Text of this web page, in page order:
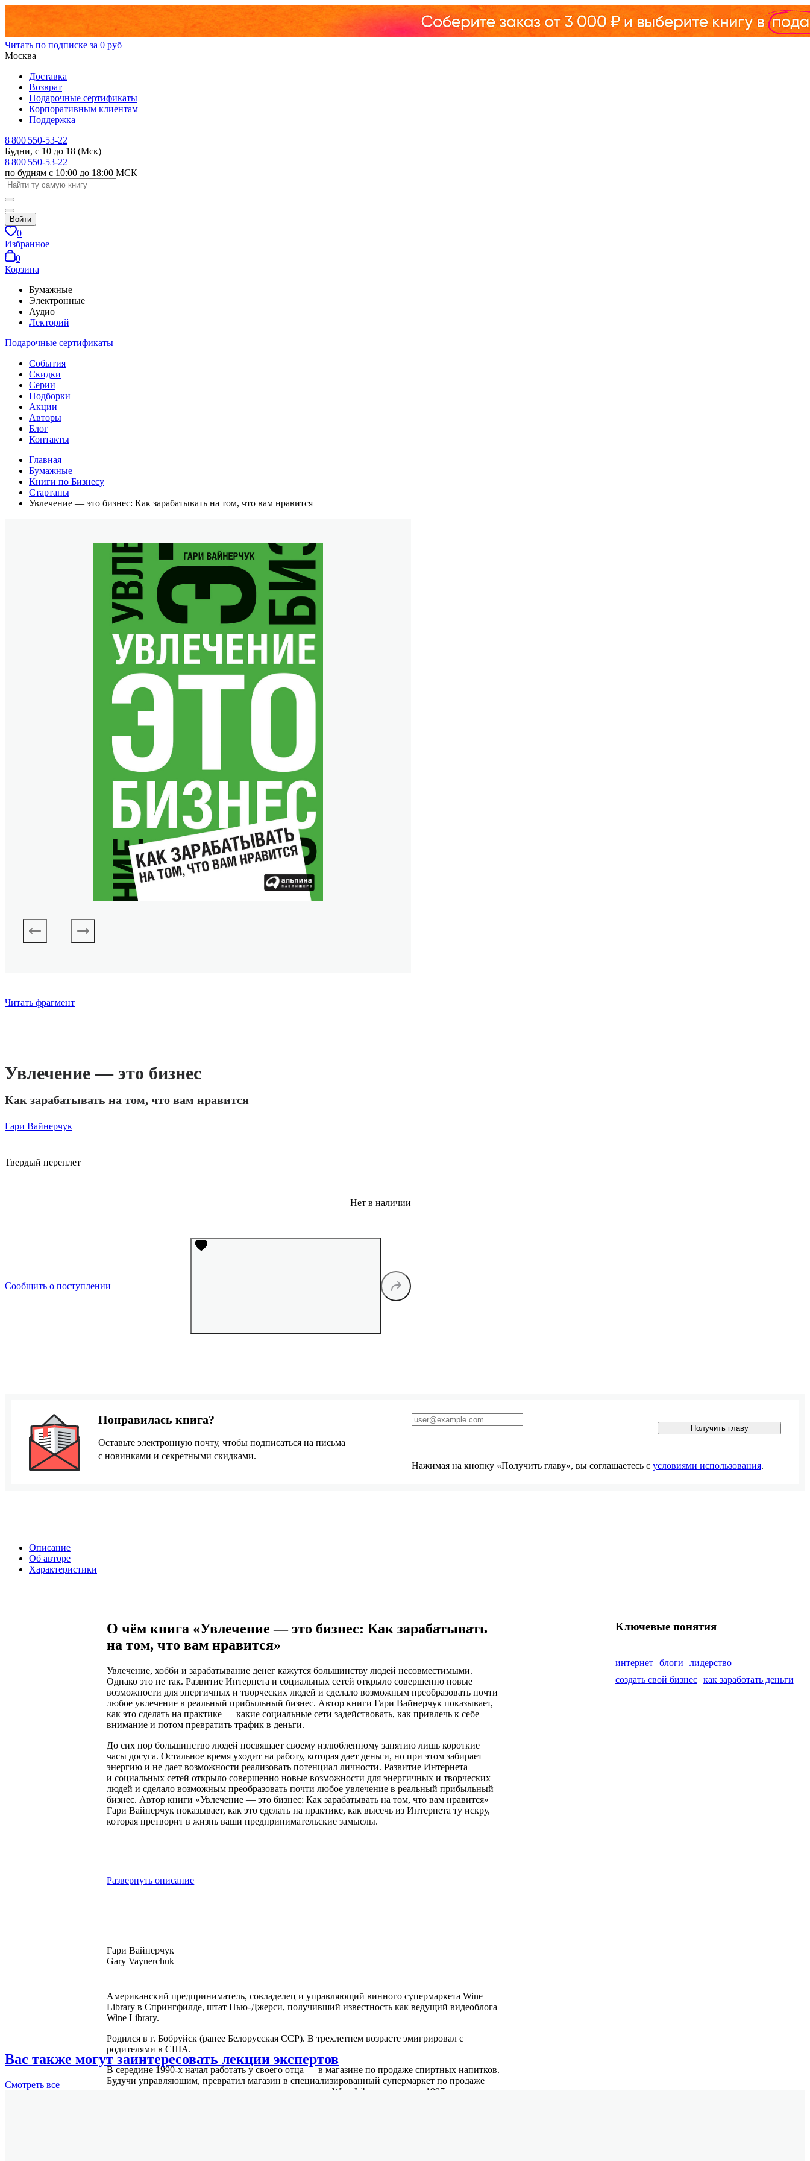
Читать по подписке за 0 руб
Москва
Доставка
Возврат
Подарочные сертификаты
Корпоративным клиентам
Поддержка
8 800 550-53-22
Будни, с 10 до 18 (Мск)
8 800 550-53-22
по будням с 10:00 до 18:00 МСК
Войти
0
Избранное
0
Корзина
Бумажные
Электронные
Аудио
Лекторий
Подарочные сертификаты
События
Скидки
Серии
Подборки
Акции
Авторы
Блог
Контакты
Главная
Бумажные
Книги по Бизнесу
Стартапы
Увлечение — это бизнес: Как зарабатывать на том, что вам нравится
Читать фрагмент
Увлечение — это бизнес
Как зарабатывать на том, что вам нравится
Гари Вайнерчук
Твердый переплет
Нет в наличии
Сообщить о поступлении
Описание
Об авторе
Характеристики
О чём книга «Увлечение — это бизнес: Как зарабатывать
на том, что вам нравится»
Увлечение, хобби и зарабатывание денег кажутся большинству людей несовместимыми.
Однако это не так. Развитие Интернета и социальных сетей открыло совершенно новые
возможности для энергичных и творческих людей и сделало возможным преобразовать почти
любое увлечение в реальный прибыльный бизнес. Автор книги Гари Вайнерчук показывает,
как это сделать на практике — какие социальные сети задействовать, как привлечь к себе
внимание и потом превратить трафик в деньги.
До сих пор большинство людей посвящает своему излюбленному занятию лишь короткие
часы досуга. Остальное время уходит на работу, которая дает деньги, но при этом забирает
энергию и не дает возможности реализовать потенциал личности. Развитие Интернета
и социальных сетей открыло совершенно новые возможности для энергичных и творческих
людей и сделало возможным преобразовать почти любое увлечение в реальный прибыльный
бизнес. Автор книги «Увлечение — это бизнес: Как зарабатывать на том, что вам нравится»
Гари Вайнерчук показывает, как это сделать на практике, как высечь из Интернета ту искру,
которая претворит в жизнь ваши предпринимательские замыслы.
Развернуть описание
Ключевые понятия
интернет блоги
лидерство
создать свой бизнес
как заработать деньги
Гари Вайнерчук
Gary Vaynerchuk
Американский предприниматель, совладелец и управляющий винного супермаркета Wine
Library в Спрингфилде, штат Нью-Джерси, получивший известность как ведущий видеоблога
Wine Library.
Родился в г. Бобруйск (ранее Белорусская ССР). В трехлетнем возрасте эмигрировал с
родителями в США.
В середине 1990-х начал работать у своего отца — в магазине по продаже спиртных напитков.
Будучи управляющим, превратил магазин в специализированный супермаркет по продаже
вин и крепкого алкоголя, сменив название на звучное Wine Library, а затем в 1997 г. запустил
Понравилась книга?
Оставьте электронную почту, чтобы подписаться на письма
с новинками и секретными скидками.
Получить главу
Нажимая на кнопку «Получить главу», вы соглашаетесь с условиями использования.
Вас также могут заинтересовать лекции экспертов
Смотреть все